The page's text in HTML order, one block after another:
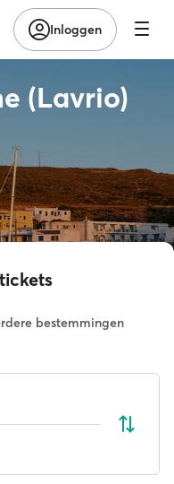
Inloggen
(Lavrio)
bestemmingen